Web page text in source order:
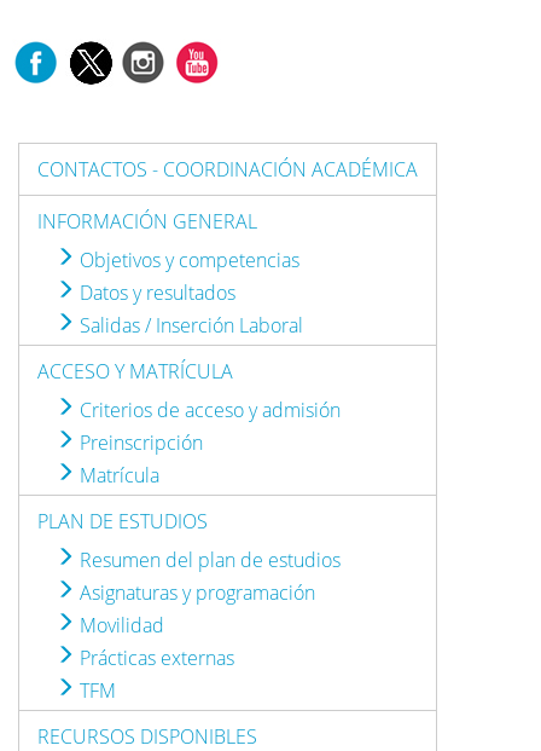
CONTACTOS - COORDINACIÓN ACADÉMICA
INFORMACIÓN GENERAL
Objetivos y competencias
Datos y resultados
Salidas / Inserción Laboral
ACCESO Y MATRÍCULA
Criterios de acceso y admisión
Preinscripción
Matrícula
PLAN DE ESTUDIOS
Resumen del plan de estudios
Asignaturas y programación
Movilidad
Prácticas externas
TFM
RECURSOS DISPONIBLES